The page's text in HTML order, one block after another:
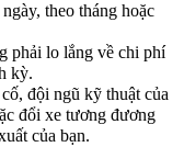
theo tháng hoặc
phải lo lắng về chi phí
kỳ.
đội ngũ kỹ thuật của
đổi xe tương đương
của bạn.